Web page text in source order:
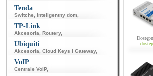
Tenda
Switche Inteligentny dom
TP-Link
Akcesoria Routery,
Ubiquiti
Akcesoria Cloud Keys i Gateway,
VoIP
Centrale VoIP,